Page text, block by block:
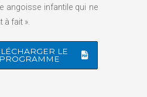
angoisse infantile qui ne
à fait ».
LE
PROGRAMME